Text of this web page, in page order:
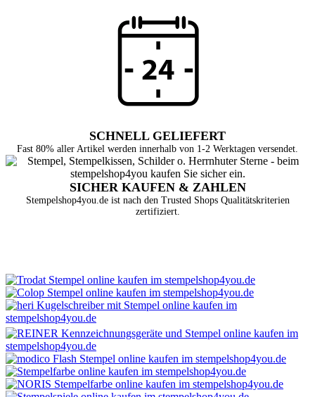
SCHNELL GELIEFERT
Fast 80% aller Artikel werden innerhalb von 1-2 Werktagen versendet.
SICHER KAUFEN & ZAHLEN
Stempelshop4you.de ist nach den Trusted Shops Qualitätskriterien
zertifiziert.